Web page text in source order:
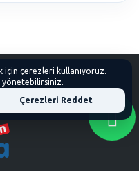
çerezleri kullanıyoruz.
Çerezleri Reddet